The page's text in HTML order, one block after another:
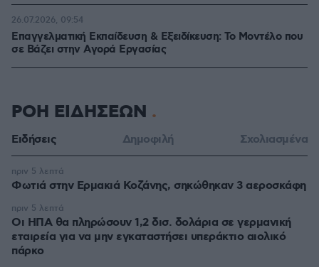
Επαγγελματική Εκπαίδευση & Εξειδίκευση: Το Mοντέλο που
σε Bάζει στην Aγορά Eργασίας
26.07.2026, 09:54
ΡΟΗ ΕΙΔΗΣΕΩΝ
Ειδήσεις Δημοφιλή Σχολιασμένα
Φωτιά στην Ερμακιά Κοζάνης, σηκώθηκαν 3 αεροσκάφη
πριν 5 λεπτά
Οι ΗΠΑ θα πληρώσουν 1,2 δισ. δολάρια σε γερμανική
εταιρεία για να μην εγκαταστήσει υπεράκτιο αιολικό
πάρκο
πριν 5 λεπτά